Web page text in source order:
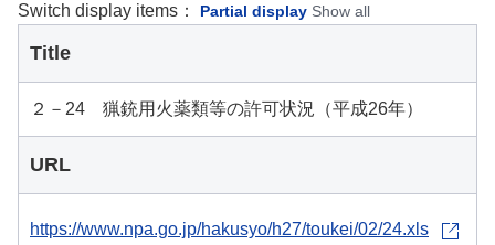
Switch display items： Partial display Show all
Title
２－24 猟銃用火薬類等の許可状況（平成26年）
URL
https://www.npa.go.jp/hakusyo/h27/toukei/02/24.xls